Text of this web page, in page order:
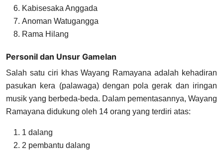
Kabisesaka Anggada
Anoman Watugangga
Rama Hilang
Personil dan Unsur Gamelan
Salah satu ciri khas Wayang Ramayana adalah kehadiran
pasukan kera (palawaga) dengan pola gerak dan iringan
musik yang berbeda-beda. Dalam pementasannya, Wayang
Ramayana didukung oleh 14 orang yang terdiri atas:
1 dalang
2 pembantu dalang